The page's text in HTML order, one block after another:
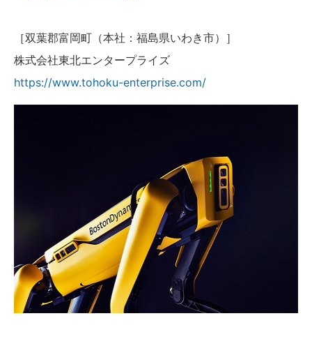
［双葉郡富岡町（本社：福島県いわき市）］
株式会社東北エンタープライズ
https://www.tohoku-enterprise.com/